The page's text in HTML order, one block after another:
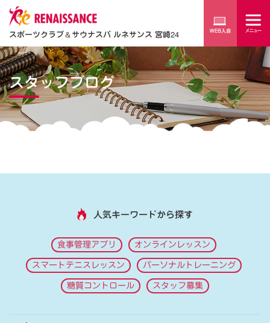
スポーツクラブ＆サウナスパ ルネサンス 宮崎24
スタッフブログ
人気キーワードから探す
食事管理アプリ オンラインレッスン
スマートテニスレッスン パーソナルトレーニング
糖質コントロール スタッフ募集